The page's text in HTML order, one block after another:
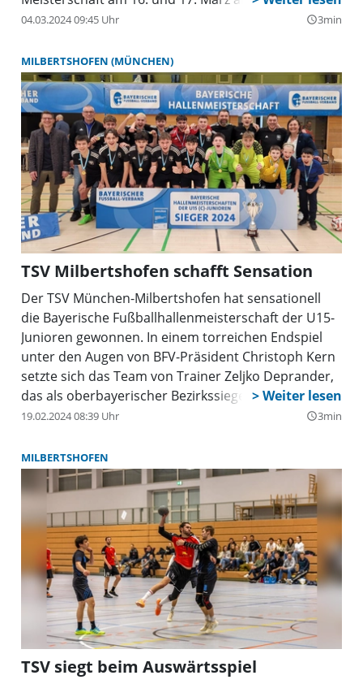
Sportschule Wedau in Duisburg qualifiziert. Das
TSV-Trainer Zeljko Deprander mit 5:1 klar für sich.
04.03.2024 09:45 Uhr query_builder3min
MILBERTSHOFEN (MÜNCHEN)
TSV Milbertshofen schafft Sensation
Der TSV München-Milbertshofen hat sensationell
die Bayerische Fußballhallenmeisterschaft der U15-
Junioren gewonnen. In einem torreichen Endspiel
unter den Augen von BFV-Präsident Christoph Kern
setzte sich das Team von Trainer Zeljko Deprander,
das als oberbayerischer Bezirkssieger das Ticket für
das Landesfinale im schwäbischen Nördlingen
fünfmaligen Meister, Rekordsieger und
Titelfavoriten 1. FC Nürnberg durch.
19.02.2024 08:39 Uhr query_builder3min
MILBERTSHOFEN
TSV siegt beim Auswärtsspiel